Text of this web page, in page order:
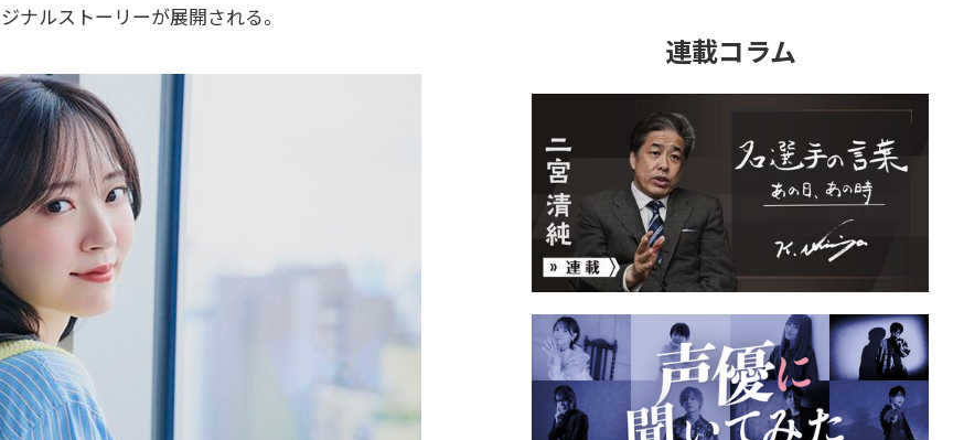
ナルストーリーが展開される。
連載コラム